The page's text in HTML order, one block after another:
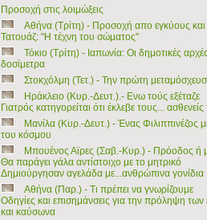
Προσοχή στις λοιμώξεις
Αθήνα (Τρίτη) - Προσοχή απο εγκύους και
Τατουάζ: "Η τέχνη του σώματος"
Τόκιο (Τρίτη) - Ιαπωνία: Οι δημοτικές
δοσίμετρα
Στοκχόλμη (Τετ.) - Την πρώτη
Ηράκλειο (Κυρ.-Δευτ.).- Ενω τούς εξέταζε
Γιατρός κατηγορείται ότι έκλεβε τους... ασθενείς
Μανίλα (Κυρ.-Δευτ.) - Ένας Φιλιππινέζος
του κόσμου
Μπουένος Αϊρες (Σαβ.-Κυρ.) - Πρόοδος ή
Θα παράγει γάλα αντίστοιχο με το μητρικό
Δημιούργησαν αγελάδα με...ανθρώπινα γονίδια
Αθήνα (Παρ.) - Τι πρέπει να γνωρίζουμε
Οδηγίες και επισημάνσεις για την πρόληψη
και καύσωνα